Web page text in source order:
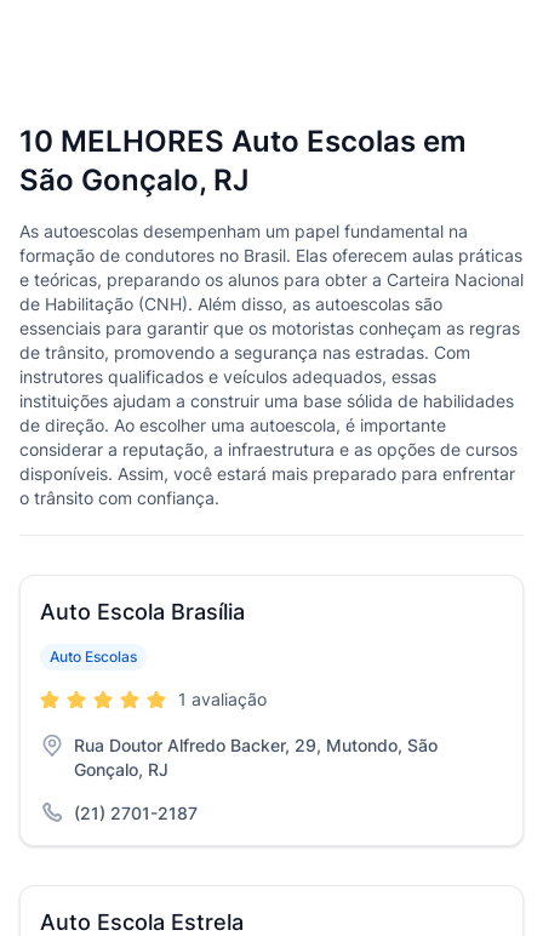
10 MELHORES Auto Escolas em
São Gonçalo, RJ
As autoescolas desempenham um papel fundamental na
formação de condutores no Brasil. Elas oferecem aulas práticas
e teóricas, preparando os alunos para obter a Carteira Nacional
de Habilitação (CNH). Além disso, as autoescolas são
essenciais para garantir que os motoristas conheçam as regras
de trânsito, promovendo a segurança nas estradas. Com
instrutores qualificados e veículos adequados, essas
instituições ajudam a construir uma base sólida de habilidades
de direção. Ao escolher uma autoescola, é importante
considerar a reputação, a infraestrutura e as opções de cursos
disponíveis. Assim, você estará mais preparado para enfrentar
o trânsito com confiança.
Auto Escola Brasília
Auto Escolas
1 avaliação
Rua Doutor Alfredo Backer, 29, Mutondo, São
Gonçalo, RJ
(21) 2701-2187
Auto Escola Estrela